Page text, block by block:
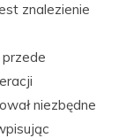
znalezienie
niezbędne